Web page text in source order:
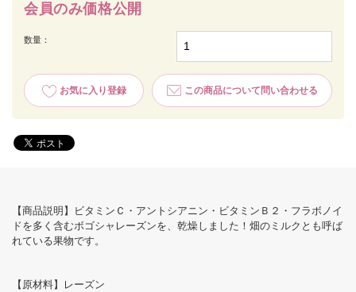
会員のみ価格公開
数量：
お気に入り登録 この商品について問い合わせる
【商品説明】ビタミンＣ・アントシアニン・ビタミンＢ２・フラボノイ
ドを多く含むボゴシャレーズンを、乾燥しました！畑のミルクとも呼ば
れている果物です。
【原材料】レーズン